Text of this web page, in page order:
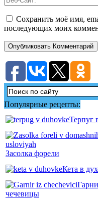
Сохранить моё имя,
последующих моих
Популярные рецепты:
Терпуг
Засолка форели
Кета в
чечевицы